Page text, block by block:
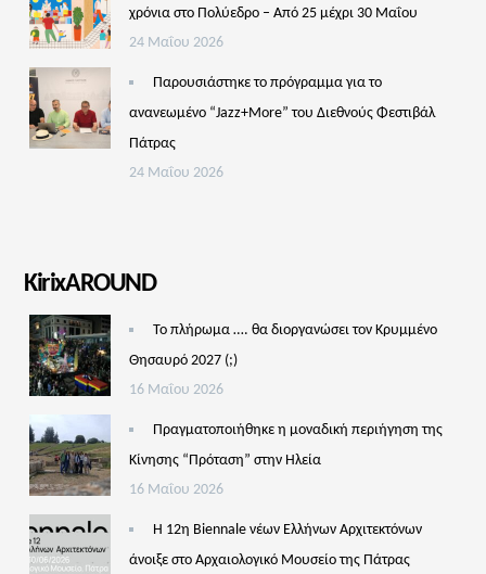
χρόνια στο Πολύεδρο – Από 25 μέχρι 30 Μαΐου
24 Μαΐου 2026
Παρουσιάστηκε το πρόγραμμα για το
ανανεωμένο “Jazz+More” του Διεθνούς Φεστιβάλ
Πάτρας
24 Μαΐου 2026
KirixAROUND
Το πλήρωμα …. θα διοργανώσει τον Κρυμμένο
Θησαυρό 2027 (;)
16 Μαΐου 2026
Πραγματοποιήθηκε η μοναδική περιήγηση της
Κίνησης “Πρόταση” στην Ηλεία
16 Μαΐου 2026
Η 12η Biennale νέων Ελλήνων Αρχιτεκτόνων
άνοιξε στο Αρχαιολογικό Μουσείο της Πάτρας